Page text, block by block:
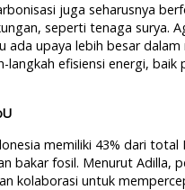
juga seharusnya
seperti tenaga surya.
ada upaya lebih besar
langkah efisiensi energi,
memiliki 43% dari total
bakar fosil. Menurut Adilla,
kolaborasi untuk